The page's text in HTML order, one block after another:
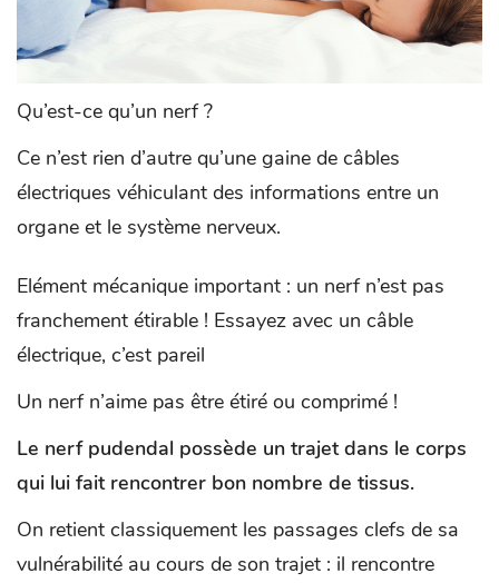
Qu’est-ce qu’un nerf ?
Ce n’est rien d’autre qu’une gaine de câbles
électriques véhiculant des informations entre un
organe et le système nerveux.
Elément mécanique important : un nerf n’est pas
franchement étirable ! Essayez avec un câble
électrique, c’est pareil
Un nerf n’aime pas être étiré ou comprimé !
Le nerf pudendal possède un trajet dans le corps
qui lui fait rencontrer bon nombre de tissus.
On retient classiquement les passages clefs de sa
vulnérabilité au cours de son trajet : il rencontre